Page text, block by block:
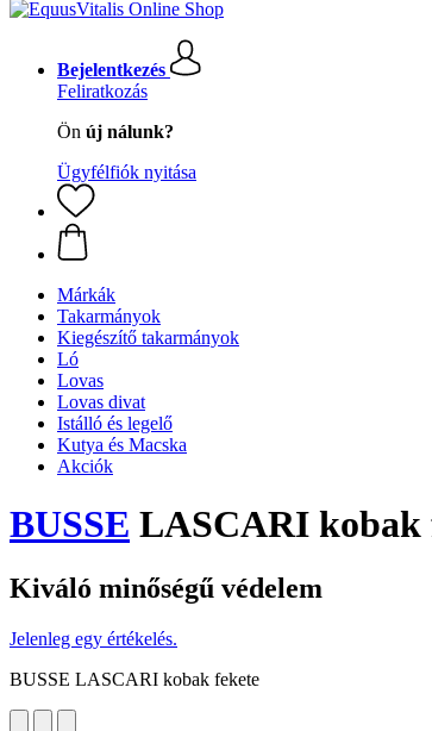
Bejelentkezés
Feliratkozás
Ön új nálunk?
Ügyfélfiók nyitása
Márkák
Takarmányok
Kiegészítő takarmányok
Ló
Lovas
Lovas divat
Istálló és legelő
Kutya és Macska
Akciók
BUSSE LASCARI kobak
Kiváló minőségű védelem
Jelenleg egy értékelés.
BUSSE LASCARI kobak fekete